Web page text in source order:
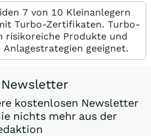
7 von 10 Kleinanlegern
Turbo-Zertifikaten. Turbo-
risikoreiche Produkte und
geeignet.
Newsletter
kostenlosen Newsletter
nichts mehr aus der